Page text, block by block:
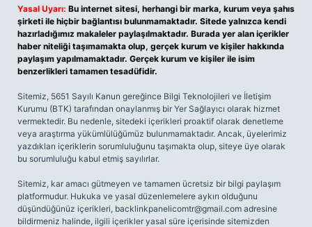
Yasal Uyarı: Bu internet sitesi, herhangi bir marka, kurum veya şahıs
şirketi ile hiçbir bağlantısı bulunmamaktadır. Sitede yalnızca kendi
hazırladığımız makaleler paylaşılmaktadır. Burada yer alan içerikler
haber niteliği taşımamakta olup, gerçek kurum ve kişiler hakkında
paylaşım yapılmamaktadır. Gerçek kurum ve kişiler ile isim
benzerlikleri tamamen tesadüfidir.
Sitemiz, 5651 Sayılı Kanun gereğince Bilgi Teknolojileri ve İletişim
Kurumu (BTK) tarafından onaylanmış bir Yer Sağlayıcı olarak hizmet
vermektedir. Bu nedenle, sitedeki içerikleri proaktif olarak denetleme
veya araştırma yükümlülüğümüz bulunmamaktadır. Ancak, üyelerimiz
yazdıkları içeriklerin sorumluluğunu taşımakta olup, siteye üye olarak
bu sorumluluğu kabul etmiş sayılırlar.
Sitemiz, kar amacı gütmeyen ve tamamen ücretsiz bir bilgi paylaşım
platformudur. Hukuka ve yasal düzenlemelere aykırı olduğunu
düşündüğünüz içerikleri, backlinkpanelicomtr@gmail.com adresine
bildirmeniz halinde, ilgili içerikler yasal süre içerisinde sitemizden